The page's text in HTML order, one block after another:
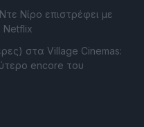
Νίρο επιστρέφει με
Netflix
στα Village Cinemas:
encore του